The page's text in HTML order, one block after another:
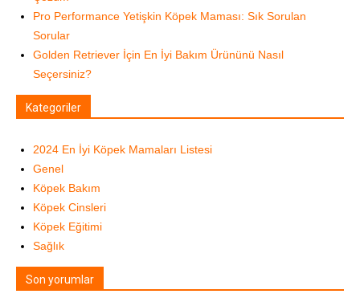
Pro Performance Yetişkin Köpek Maması: Sık Sorulan
Sorular
Golden Retriever İçin En İyi Bakım Ürününü Nasıl
Seçersiniz?
Kategoriler
2024 En İyi Köpek Mamaları Listesi
Genel
Köpek Bakım
Köpek Cinsleri
Köpek Eğitimi
Sağlık
Son yorumlar